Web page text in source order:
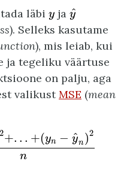
läbi y
y ja^
y
y
). Selleks kasutame
), mis leiab, kui
ja tegeliku väärtuse
on palju, aga
valikustMSE (mean
2+. . . +(yn − ^
yn)2
n
+ − 2 n